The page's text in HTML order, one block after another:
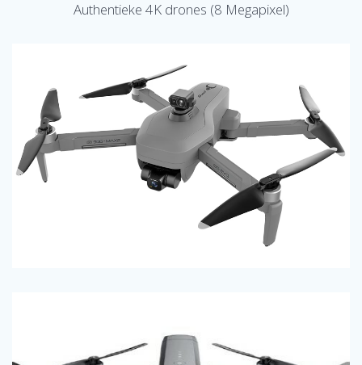
Authentieke 4K drones (8 Megapixel)